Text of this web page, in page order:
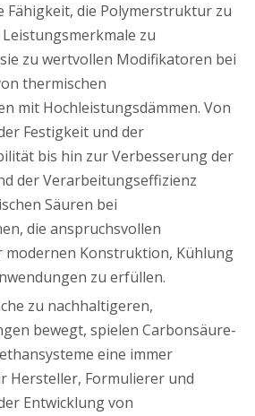
Fähigkeit, die Polymerstruktur zu
zu
zu wertvollen Modifikatoren bei
thermischen
mit Hochleistungsdämmen. Von
Festigkeit und der
bis hin zur Verbesserung der
der Verarbeitungseffizienz
Säuren bei
die anspruchsvollen
modernen Konstruktion, Kühlung
zu erfüllen.
zu nachhaltigeren,
bewegt, spielen Carbonsäure-
eine immer
Hersteller, Formulierer und
Entwicklung von